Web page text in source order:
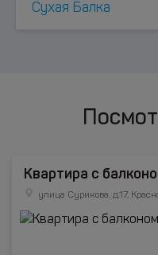
Сухая Балка
Квартира с
улица Сурикова, д.17,